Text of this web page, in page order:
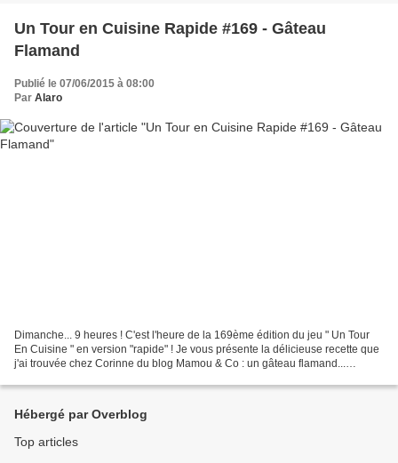
Un Tour en Cuisine Rapide #169 - Gâteau
Flamand
Publié le 07/06/2015 à 08:00
Par Alaro
Dimanche... 9 heures ! C'est l'heure de la 169ème édition du jeu " Un Tour
En Cuisine " en version "rapide" ! Je vous présente la délicieuse recette que
j'ai trouvée chez Corinne du blog Mamou & Co : un gâteau flamand...
Hébergé par Overblog
Top articles